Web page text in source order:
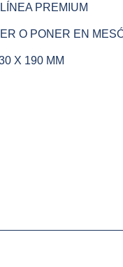
PREMIUM
O PONER EN
X 190 MM